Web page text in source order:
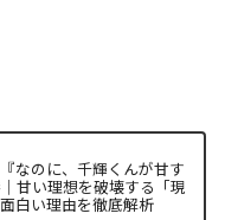
『なのに、千輝くんが甘す
甘い理想を破壊する「現
白い理由を徹底解析